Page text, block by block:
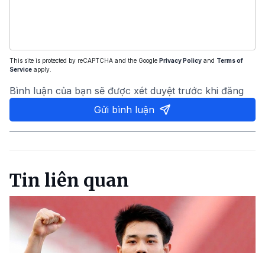
This site is protected by reCAPTCHA and the Google Privacy Policy and Terms of
Service apply.
Bình luận của bạn sẽ được xét duyệt trước khi đăng
Gửi bình luận
Tin liên quan